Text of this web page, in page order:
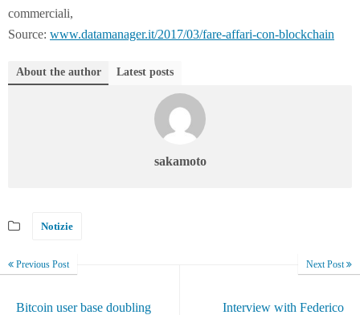
commerciali,
Source: www.datamanager.it/2017/03/fare-affari-con-blockchain
About the author Latest posts
sakamoto
Notizie
Previous Post
Bitcoin user base doubling
Next Post
Interview with Federico